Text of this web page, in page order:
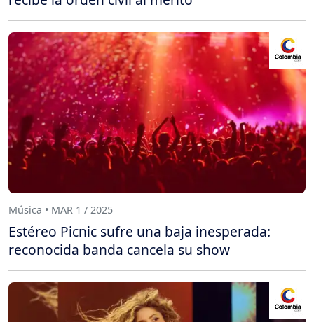
Música • MAR 1 / 2025
Estéreo Picnic sufre una baja inesperada:
reconocida banda cancela su show